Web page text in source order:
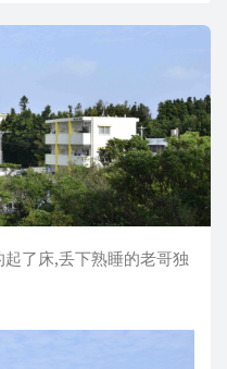
了床,丢下熟睡的老哥独